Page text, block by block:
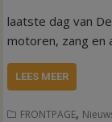
laatste dag van
motoren, zang en
LEES MEER
FRONTPAGE,